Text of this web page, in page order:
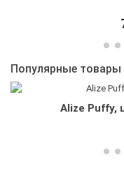
Популярные товары
Alize Puffy,